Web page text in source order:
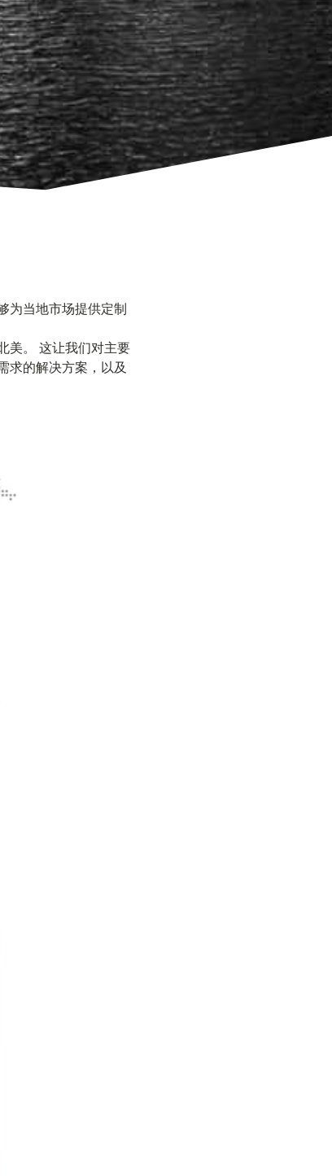
为当地市场提供定制
美。 这让我们对主要
求的解决方案，以及